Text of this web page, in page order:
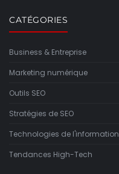
CATÉGORIES
Business & Entreprise
Marketing numérique
Outils SEO
Stratégies de SEO
Technologies de l'information
Tendances High-Tech